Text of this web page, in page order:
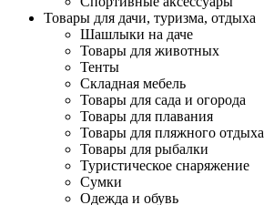
Товары для дачи, туризма, отдыха
Шашлыки на даче
Товары для животных
Тенты
Складная мебель
Товары для сада и огорода
Товары для плавания
Товары для пляжного отдыха
Товары для рыбалки
Туристическое снаряжение
Сумки
Одежда и обувь